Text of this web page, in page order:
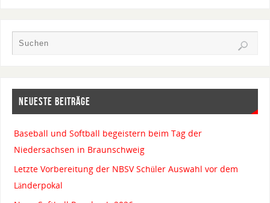
NEUESTE BEITRÄGE
Baseball und Softball begeistern beim Tag der
Niedersachsen in Braunschweig
Letzte Vorbereitung der NBSV Schüler Auswahl vor dem
Länderpokal